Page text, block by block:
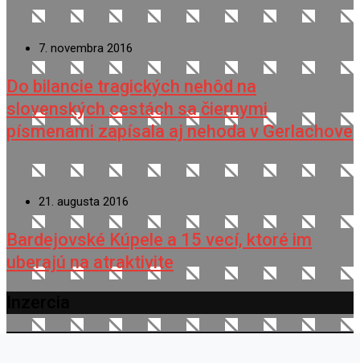
7. novembra 2016
Do bilancie tragických nehôd na
slovenských cestách sa čiernymi
písmenami zapísala aj nehoda v Gerlachove
21. augusta 2016
Bardejovské Kúpele a 15 vecí, ktoré im
uberajú na atraktivite